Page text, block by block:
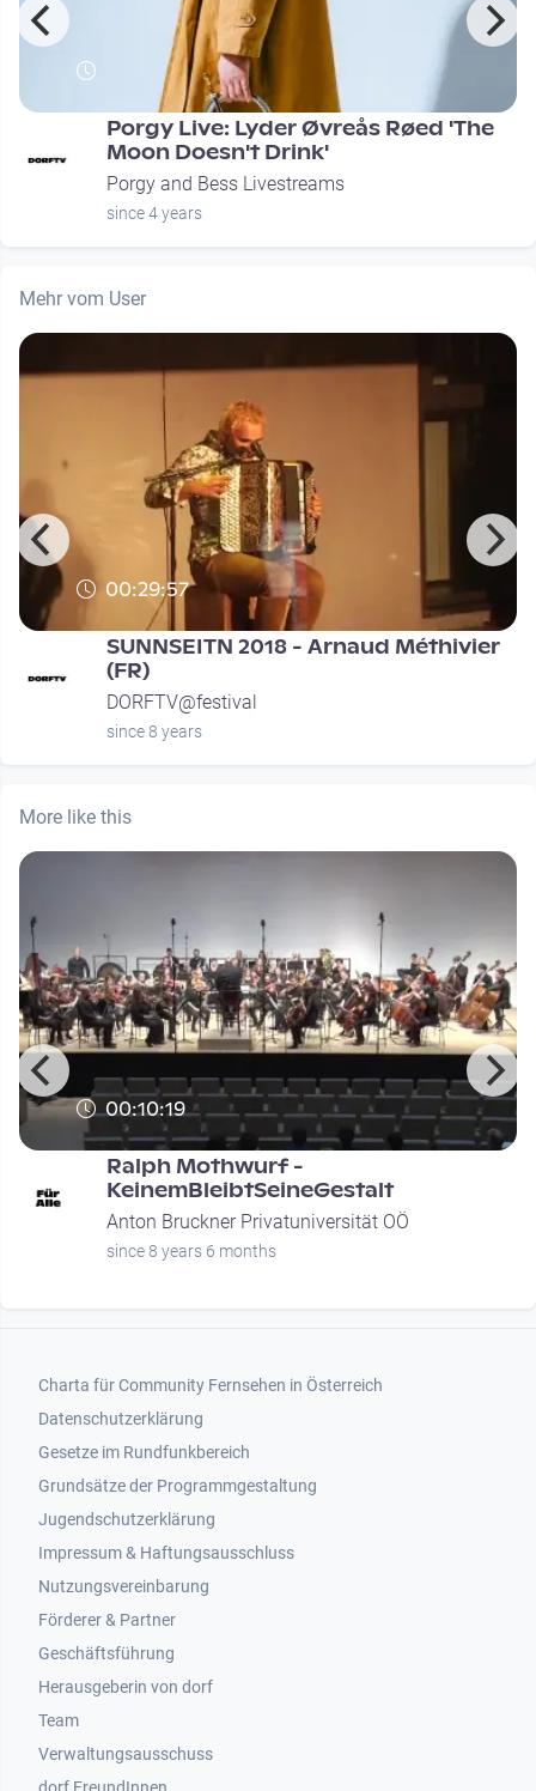
Porgy Live: Lyder Øvreås Røed 'The
Moon Doesn't Drink'
Porgy and Bess Livestreams
since 4 years
Mehr vom User
00:29:57
SUNNSEITN 2018 - Arnaud Méthivier
(FR)
DORFTV@festival
since 8 years
More like this
00:10:19
Ralph Mothwurf -
KeinemBleibtSeineGestalt
Anton Bruckner Privatuniversität OÖ
since 8 years 6 months
Footer 1
Charta für Community Fernsehen in Österreich
Datenschutzerklärung
Gesetze im Rundfunkbereich
Grundsätze der Programmgestaltung
Jugendschutzerklärung
Impressum & Haftungsausschluss
Nutzungsvereinbarung
Footer 2
Förderer & Partner
Geschäftsführung
Herausgeberin von dorf
Team
Verwaltungsausschuss